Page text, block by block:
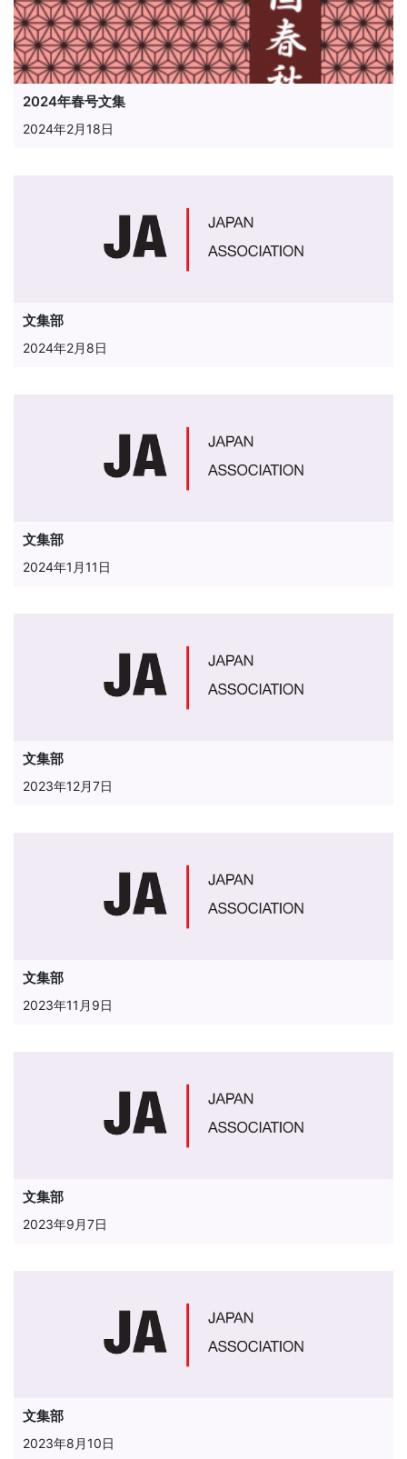
2024年春号文集
2024年2月18日
文集部
2024年2月8日
文集部
2024年1月11日
文集部
2023年12月7日
文集部
2023年11月9日
文集部
2023年9月7日
文集部
2023年8月10日